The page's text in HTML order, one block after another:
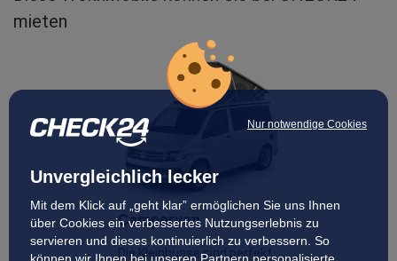
Nur notwendige Cookies
Unvergleichlich lecker
Mit dem Klick auf „geht klar” ermöglichen Sie uns Ihnen
über Cookies ein verbessertes Nutzungserlebnis zu
servieren und dieses kontinuierlich zu verbessern. So
mieten
Campervan
Die Kleinbusse sind perfekt